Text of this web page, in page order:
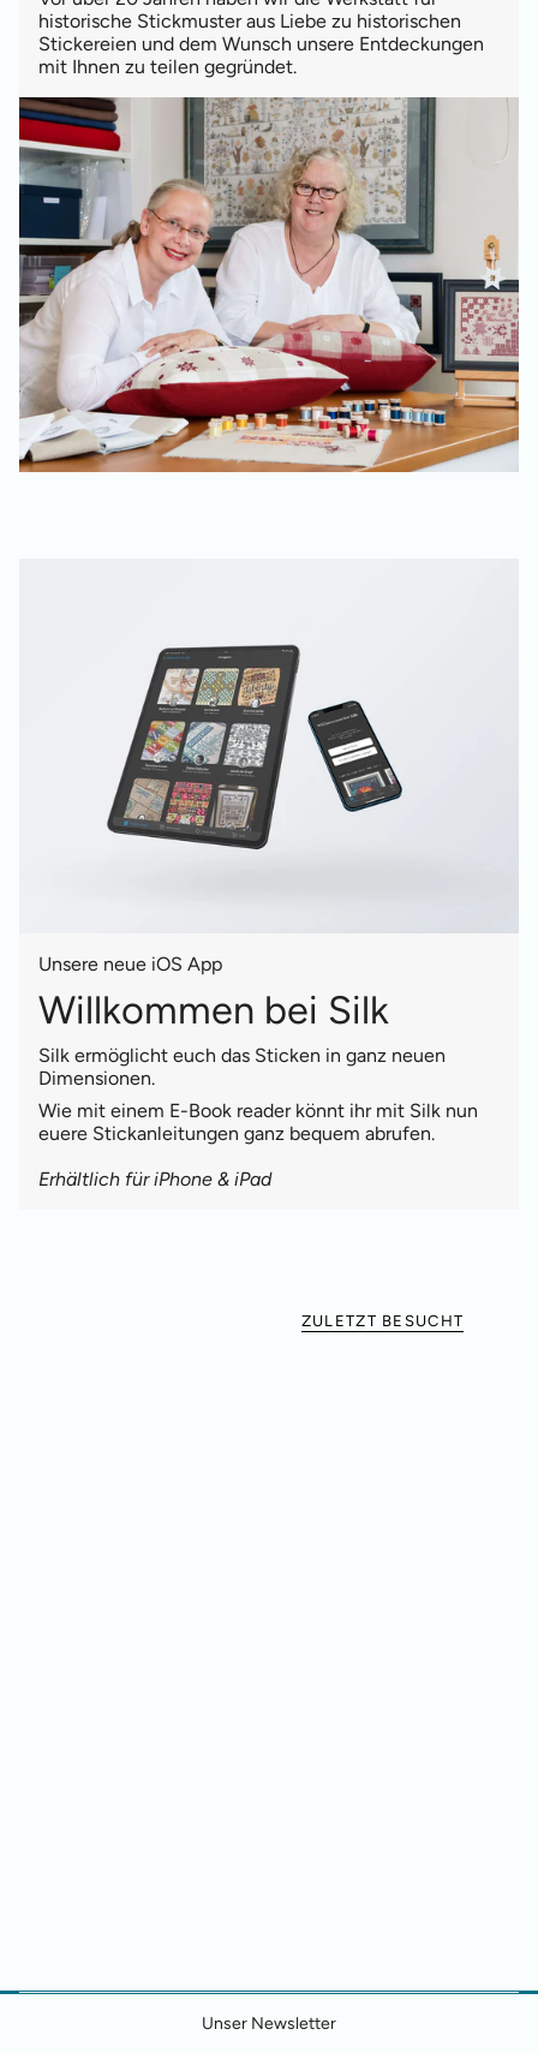
historische Stickmuster aus Liebe zu historischen
Stickereien und dem Wunsch unsere Entdeckungen
mit Ihnen zu teilen gegründet.
Unsere neue iOS App
Willkommen bei Silk
Silk ermöglicht euch das Sticken in ganz neuen
Dimensionen.
Wie mit einem E-Book reader könnt ihr mit Silk nun
euere Stickanleitungen ganz bequem abrufen.
Erhältlich für iPhone & iPad
ZULETZT BESUCHT
Unser Newsletter